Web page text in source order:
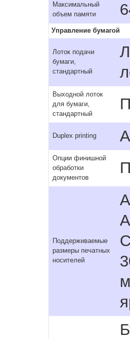
Максимальный
объем памяти
Управление бумагой
Лоток подачи
бумаги,
стандартный
Выходной лоток
для бумаги,
стандартный
Duplex printing
Опции финишной
обработки
документов
Поддерживаемые
размеры печатных
носителей